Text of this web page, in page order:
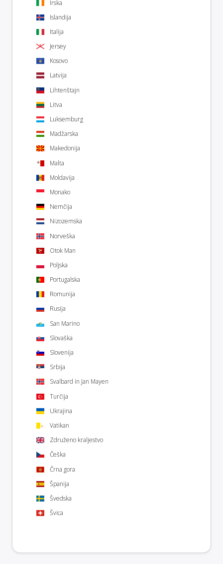
Irska
Islandija
Italija
Jersey
Kosovo
Latvija
Lihtenštajn
Litva
Luksemburg
Madžarska
Makedonija
Malta
Moldavija
Monako
Nemčija
Nizozemska
Norveška
Otok Man
Poljska
Portugalska
Romunija
Rusija
San Marino
Slovaška
Slovenija
Srbija
Svalbard in Jan Mayen
Turčija
Ukrajina
Vatikan
Združeno kraljestvo
Češka
Črna gora
Španija
Švedska
Švica